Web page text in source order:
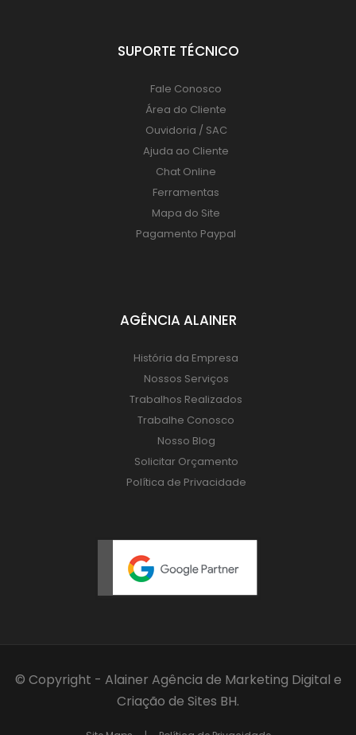
SUPORTE TÉCNICO
Fale Conosco
Área do Cliente
Ouvidoria / SAC
Ajuda ao Cliente
Chat Online
Ferramentas
Mapa do Site
Pagamento Paypal
AGÊNCIA ALAINER
História da Empresa
Nossos Serviços
Trabalhos Realizados
Trabalhe Conosco
Nosso Blog
Solicitar Orçamento
Política de Privacidade
© Copyright - Alainer Agência de Marketing Digital e
Criação de Sites BH.